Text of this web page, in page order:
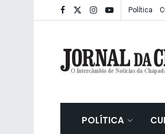
Política
POLÍTICA